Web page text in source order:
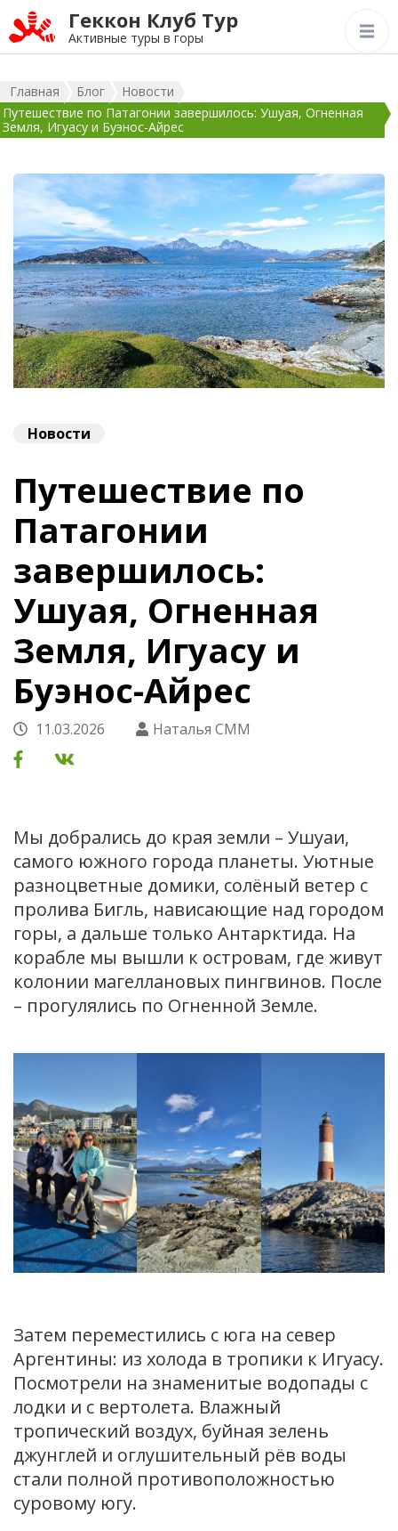
Геккон Клуб Тур
Активные туры в горы
Главная Блог
Новости
Путешествие по Патагонии завершилось: Ушуая, Огненная
Земля, Игуасу и Буэнос-Айрес
Новости
Путешествие по
Патагонии
завершилось:
Ушуая, Огненная
Земля, Игуасу и
Буэнос-Айрес
11.03.2026 Наталья СММ
Мы добрались до края земли – Ушуаи,
самого южного города планеты. Уютные
разноцветные домики, солёный ветер с
пролива Бигль, нависающие над городом
горы, а дальше только Антарктида. На
корабле мы вышли к островам, где живут
колонии магеллановых пингвинов. После
– прогулялись по Огненной Земле.
Затем переместились с юга на север
Аргентины: из холода в тропики к Игуасу.
Посмотрели на знаменитые водопады с
лодки и с вертолета. Влажный
тропический воздух, буйная зелень
джунглей и оглушительный рёв воды
стали полной противоположностью
суровому югу.